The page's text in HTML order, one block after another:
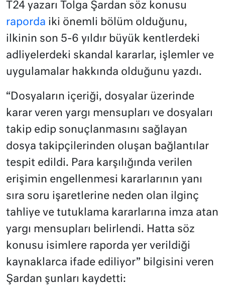
T24 yazarı Tolga Şardan söz konusu
raporda iki önemli bölüm olduğunu,
ilkinin son 5-6 yıldır büyük kentlerdeki
adliyelerdeki skandal kararlar, işlemler ve
uygulamalar hakkında olduğunu yazdı.
“Dosyaların içeriği, dosyalar üzerinde
karar veren yargı mensupları ve dosyaları
takip edip sonuçlanmasını sağlayan
dosya takipçilerinden oluşan bağlantılar
tespit edildi. Para karşılığında verilen
erişimin engellenmesi kararlarının yanı
sıra soru işaretlerine neden olan ilginç
tahliye ve tutuklama kararlarına imza atan
yargı mensupları belirlendi. Hatta söz
konusu isimlere raporda yer verildiği
kaynaklarca ifade ediliyor” bilgisini veren
Şardan şunları kaydetti: